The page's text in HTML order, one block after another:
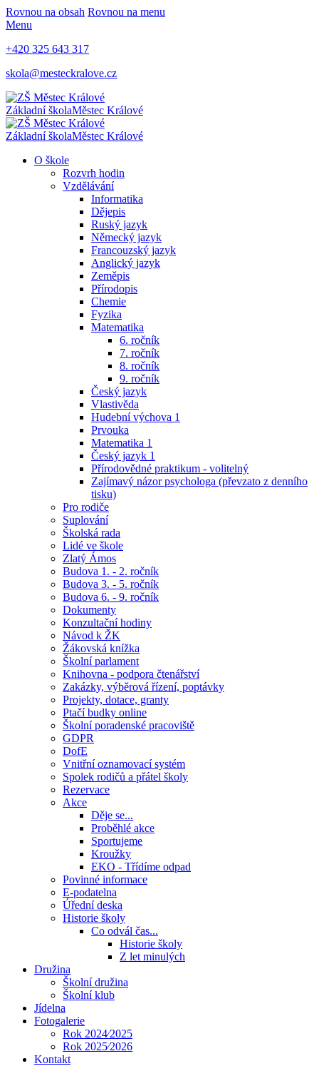
Rovnou na obsah Rovnou na menu
Menu
+420 325 643 317
skola@mesteckralove.cz
Základní školaMěstec Králové
Základní školaMěstec Králové
O škole
Rozvrh hodin
Vzdělávání
Informatika
Dějepis
Ruský jazyk
Německý jazyk
Francouzský jazyk
Anglický jazyk
Zeměpis
Přírodopis
Chemie
Fyzika
Matematika
6. ročník
7. ročník
8. ročník
9. ročník
Český jazyk
Vlastivěda
Hudební výchova 1
Prvouka
Matematika 1
Český jazyk 1
Přírodovědné praktikum - volitelný
Zajímavý názor psychologa (převzato z denního
tisku)
Pro rodiče
Suplování
Školská rada
Lidé ve škole
Zlatý Ámos
Budova 1. - 2. ročník
Budova 3. - 5. ročník
Budova 6. - 9. ročník
Dokumenty
Konzultační hodiny
Návod k ŽK
Žákovská knížka
Školní parlament
Knihovna - podpora čtenářství
Zakázky, výběrová řízení, poptávky
Projekty, dotace, granty
Ptačí budky online
Školní poradenské pracoviště
GDPR
DofE
Vnitřní oznamovací systém
Spolek rodičů a přátel školy
Rezervace
Akce
Děje se...
Proběhlé akce
Sportujeme
Kroužky
EKO - Třídíme odpad
Povinné informace
E-podatelna
Úřední deska
Historie školy
Co odvál čas...
Historie školy
Z let minulých
Družina
Školní družina
Školní klub
Jídelna
Fotogalerie
Rok 2024⁄2025
Rok 2025⁄2026
Kontakt